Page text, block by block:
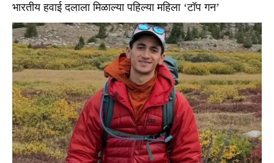
भारतीय हवाई दलाला मिळाल्या पहिल्या महिला ‘टॉप गन’